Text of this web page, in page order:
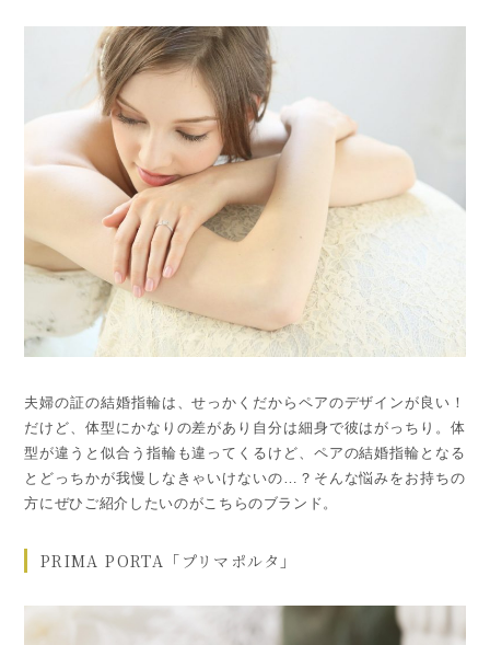
夫婦の証の結婚指輪は、せっかくだからペアのデザインが良い！
だけど、体型にかなりの差があり自分は細身で彼はがっちり。体
型が違うと似合う指輪も違ってくるけど、ペアの結婚指輪となる
とどっちかが我慢しなきゃいけないの…？そんな悩みをお持ちの
方にぜひご紹介したいのがこちらのブランド。
PRIMA PORTA「プリマポルタ」